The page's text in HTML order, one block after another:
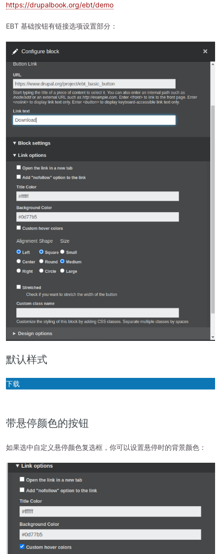
https://drupalbook.org/ebt/demo
EBT 基础按钮有链接选项设置部分：
默认样式
下载
带悬停颜色的按钮
如果选中自定义悬停颜色复选框，你可以设置悬停时的背景颜色：